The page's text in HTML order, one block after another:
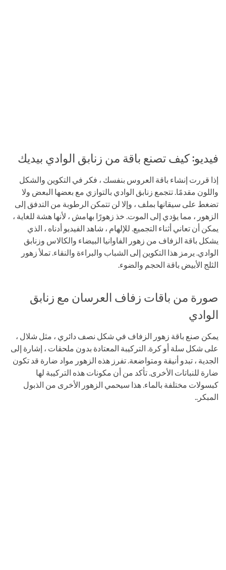
فيديو: كيف تصنع باقة من زنابق الوادي بيديك
إذا قررت إنشاء باقة العروس بنفسك ، فكر في التكوين والشكل
واللون مقدمًا. تتجمع زنابق الوادي بالتوازي مع بعضها البعض ولا
تضغط على سيقانها بملف ، وإلا لن تتمكن الرطوبة من التدفق إلى
الزهور ، مما يؤدي إلى الموت. خذ زهورًا بهامش ، لأنها هشة للغاية ،
يمكن أن تعاني أثناء التجميع. للإلهام ، شاهد الفيديو أدناه ، الذي
يشكل باقة الزفاف من زهور الفاوانيا البيضاء والكالاس وزنابق
الوادي. يرمز هذا التكوين إلى الشباب والبراءة والنقاء. تملأ زهور
الثلج الأبيض باقة الحجم والضوء.
صورة من باقات زفاف العرسان مع زنابق
الوادي
يمكن صنع باقة زهور الزفاف في شكل نصف دائري ، مثل شلال ،
على شكل سلة أو كرة. التركيبة المعتادة بدون ملحقات ، إشارة إلى
الجدية ، تبدو أنيقة ومتواضعة. تفرز هذه الزهور مواد ضارة قد تكون
ضارة للنباتات الأخرى. تأكد من أن مكونات هذه التركيبة لها
كبسولات مختلفة بالماء. هذا سيحمي الزهور الأخرى من الذبول
المبكر..